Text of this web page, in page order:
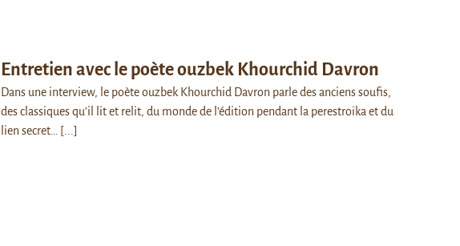
Entretien avec le poète ouzbek Khourchid Davron
Dans une interview, le poète ouzbek Khourchid Davron parle des anciens soufis,
des classiques qu’il lit et relit, du monde de l’édition pendant la perestroïka et du
lien secret…
[...]